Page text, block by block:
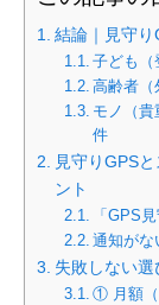
結論｜見守り
子ども（
高齢者（
モノ（貴
件
見守りGPS
ント
「GPS
通知がな
失敗しない
① 月額（